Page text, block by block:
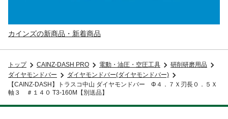
カインズの新商品・新着商品
トップ CAINZ-DASH PRO 電動・油圧・空圧工具
研削研磨用品
ダイヤモンドバー
ダイヤモンドバー(ダイヤモンドバー)
【CAINZ-DASH】トラスコ中山 ダイヤモンドバー Φ４．７Ｘ刃長０．５Ｘ
軸３ ＃１４０ T3-160M【別送品】